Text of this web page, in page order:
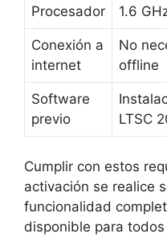
Procesador 1.6
Conexión a
internet
No
offline
Software
previo
LTSC
Cumplir con estos
activación se realice
funcionalidad
disponible para